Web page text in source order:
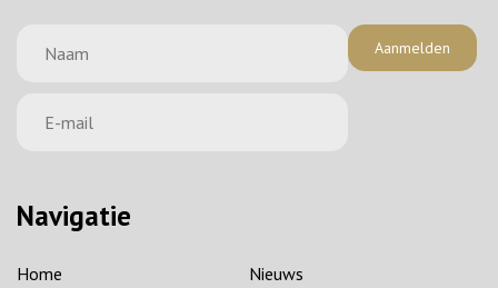
Aanmelden
Navigatie
Home
Nieuws